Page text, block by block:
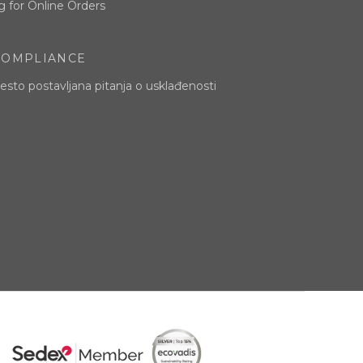
for Online Orders
postavljana pitanja o usklađenosti